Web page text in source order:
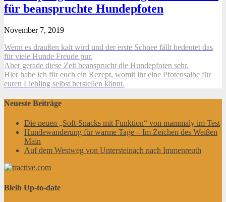
für beanspruchte Hundepfoten
November 7, 2019
Wenn es draußen kalt wird und der erste Schnee fällt bedeutet das
für viele Hunde Freude pur.
Aber gerade diese Zeit beansprucht die Hundepfoten sehr.
Hier habe ich für euch ein Rezept, womit ihr eine Pfotensalbe für
euren Liebling selbst herstellen könnt.
Neueste Beiträge
Die neuen „Soft-Snacks mit Funktion“ von mammaly im Test
Hundewanderung für warme Tage – Im Zeichen des Weißen
Main
Auf dem Westweg von Untersteinach nach Immenreuth
Bleib Up-to-date